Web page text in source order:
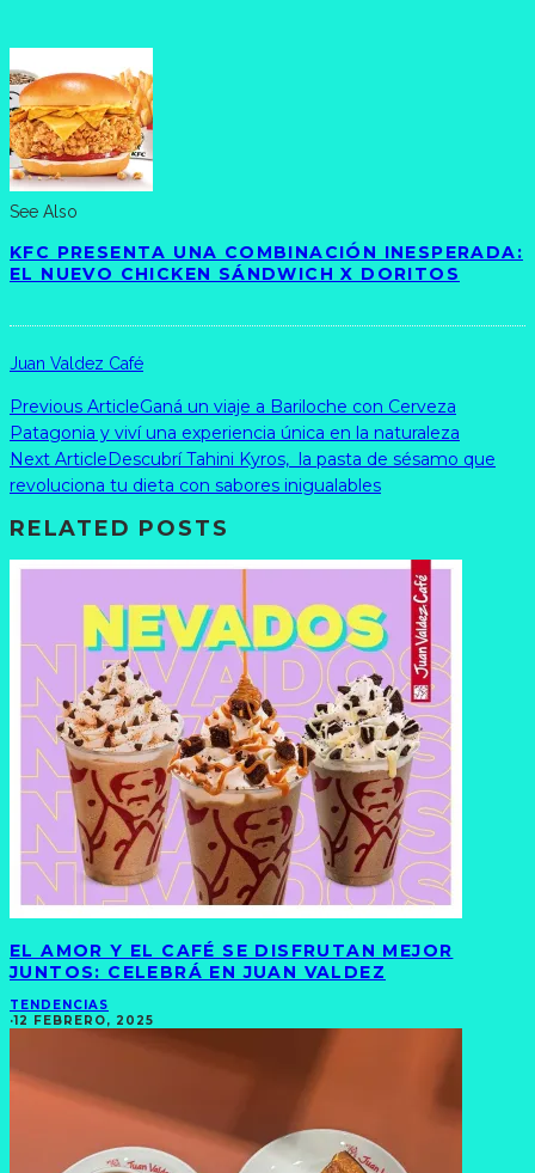
See Also
KFC PRESENTA UNA COMBINACIÓN INESPERADA:
EL NUEVO CHICKEN SÁNDWICH X DORITOS
Juan Valdez Café
Previous ArticleGaná un viaje a Bariloche con Cerveza
Patagonia y viví una experiencia única en la naturaleza
Next Article Descubrí Tahini Kyros, la pasta de sésamo que
revoluciona tu dieta con sabores inigualables
RELATED POSTS
EL AMOR Y EL CAFÉ SE DISFRUTAN MEJOR
JUNTOS: CELEBRÁ EN JUAN VALDEZ
TENDENCIAS
·12 FEBRERO, 2025